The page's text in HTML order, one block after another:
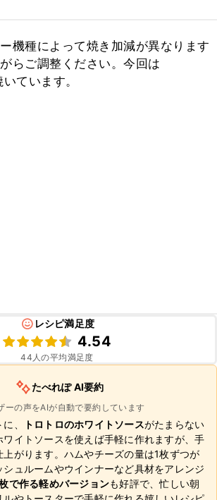
機種によって焼き加減が異なります
らご調整ください。今回は
ています。
レシピ満足度
4.54
44 人の平均満足度
たべれぽ AI要約
ーの声をAIが自動で要約しています
、 トロトロのホワイトソースがたまらない
ワイトソースを使えば手軽に作れますが、手
がります。ハムやチーズの量は1枚ずつが
ュルームやウインナーなど具材をアレンジ
で作る軽めバージョンも好評で、忙しい朝